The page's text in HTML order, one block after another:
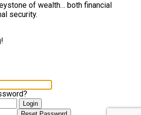
of wealth… both financial
security.
Login